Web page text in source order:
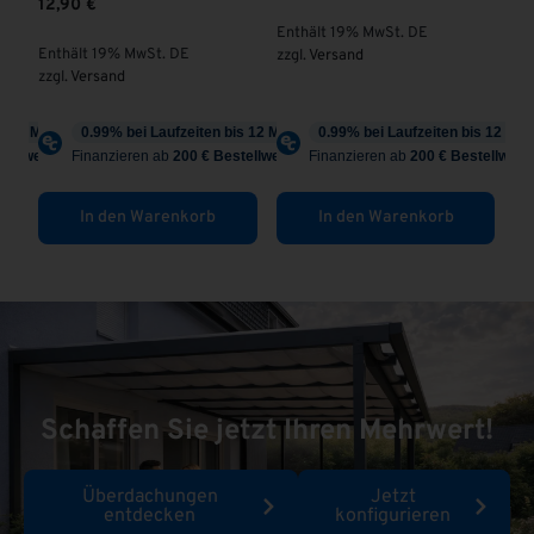
12,90 €
Enthält 19% MwSt. DE
zzgl. Versand
In den Warenkorb
Enthält 19% MwSt. DE
zzgl. Versand
In den Warenkorb
Schaffen Sie jetzt Ihren Mehrwert!
Überdachungen
entdecken
Jetzt
konfigurieren